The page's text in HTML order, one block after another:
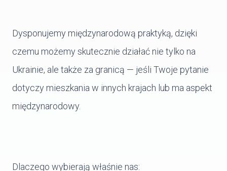
Dysponujemy międzynarodową praktyką, dzięki
czemu możemy skutecznie działać nie tylko na
Ukrainie, ale także za granicą — jeśli Twoje pytanie
dotyczy mieszkania w innych krajach lub ma aspekt
międzynarodowy.
Dlaczego wybierają właśnie nas: